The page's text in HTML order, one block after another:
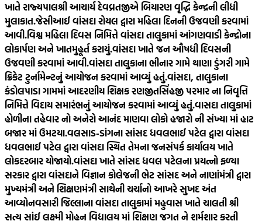
ખાતે રાજ્યપાલશ્રી આચાર્ય દેવવ્રતજીએ બિયારણ વૃદ્ધિ કેન્દ્રની લીધી
મુલાકાત.જેસીઆઈ વાંસદા રોયલ દ્વારા મહિલા દિનની ઉજવણી કરવામાં
આવી.વિશ્વ મહિલા દિવસ નિમિત્તે વાંસદા તાલુકામાં આંગણવાડી કેન્દ્રોના
લોકાર્પણ અને ખાતમુહૂર્ત કરાયું.વાંસદા ખાતે જન ઔષધી દિવસની
ઉજવણી કરવામાં આવી.વાંસદા તાલુકાના ભીનાર ગામે થાણા ડુંગરી ગામે
ક્રિકેટ ટુર્નામેન્ટનું આયોજન કરવામાં આવ્યું હતું.વાંસદા, તાલુકાના
કંડોલપાડા ગામમાં આદરણીય શિક્ષક રણજીતસિંહજી પરમાર ના નિવૃત્તિ
નિમિત્તે વિદાય સમારંભનું આયોજન કરવામાં આવ્યું હતું.વાસદા તાલુકામાં
હોળીના તહેવાર નો અનેરો આનંદ માણવા લોકો હજારો ની સંખ્યા માં હાટ
બજાર માં ઉમટયા.વલસાડ-ડાંગના સાંસદ ધવલભાઈ પટેલ દ્વારા વાંસદા
ધવલભાઈ પટેલ દ્વારા વાંસદા સ્થિત તેમના જનસંપર્ક કાર્યાલય ખાતે
લોકદરબાર યોજાયો.વાંસદા ખાતે સાંસદ ધવલ પટેલના પ્રયત્નો ફળ્યા
સરકાર દ્વારા વાંસદાને વિજ્ઞાન કોલેજની ભેટ સાંસદ અને નાણાંમંત્રી દ્વારા
મુખ્યમંત્રી અને શિક્ષણમંત્રી સાથેની ચર્ચાનો આખરે સુખદ અંત
આવ્યોનવસારી જિલ્લાના વાંસદા તાલુકામાં મહુવાસ ખાતે ચાલતી શ્રી
સત્ય સાંઈ લક્ષ્મી મોહન વિદ્યાલય માં શિક્ષણ જગત ને શર્મશાર કરતી